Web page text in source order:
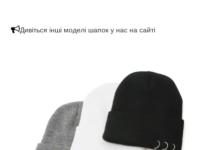
Дивіться інші моделі шапок у нас на сайті